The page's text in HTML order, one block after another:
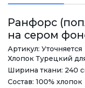
Ранфорс
на сером
Артикул: Уточняется
Хлопок Турецкий
Ширина ткани: 240
Состав: 100% хлопок